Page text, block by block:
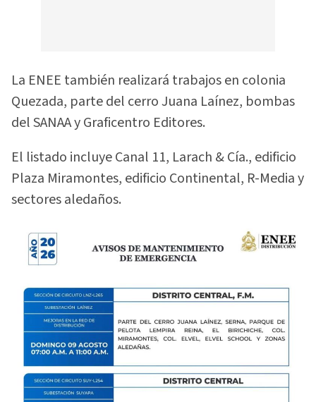
La ENEE también realizará trabajos en colonia
Quezada, parte del cerro Juana Laínez, bombas
del SANAA y Graficentro Editores.
El listado incluye Canal 11, Larach & Cía., edificio
Plaza Miramontes, edificio Continental, R-Media y
sectores aledaños.